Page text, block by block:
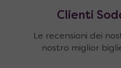
Clienti
Le recensioni dei
nostro miglior